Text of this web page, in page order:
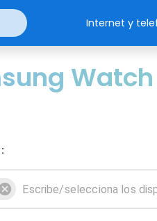
Internet y
Watch